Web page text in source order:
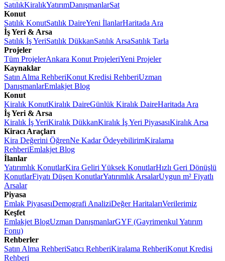
SatılıkKiralıkYatırımDanışmanlarSat
Konut
Satılık KonutSatılık DaireYeni İlanlarHaritada Ara
İş Yeri & Arsa
Satılık İş YeriSatılık DükkanSatılık ArsaSatılık Tarla
Projeler
Tüm ProjelerAnkara Konut ProjeleriYeni Projeler
Kaynaklar
Satın Alma RehberiKonut Kredisi RehberiUzman
DanışmanlarEmlakjet Blog
Konut
Kiralık KonutKiralık DaireGünlük Kiralık DaireHaritada Ara
İş Yeri & Arsa
Kiralık İş YeriKiralık DükkanKiralık İş Yeri PiyasasıKiralık Arsa
Kiracı Araçları
Kira Değerini ÖğrenNe Kadar ÖdeyebilirimKiralama
RehberiEmlakjet Blog
İlanlar
Yatırımlık KonutlarKira Geliri Yüksek KonutlarHızlı Geri Dönüşlü
KonutlarFiyatı Düşen KonutlarYatırımlık ArsalarUygun m² Fiyatlı
Arsalar
Piyasa
Emlak PiyasasıDemografi AnaliziDeğer HaritalarıVerilerimiz
Keşfet
Emlakjet BlogUzman DanışmanlarGYF (Gayrimenkul Yatırım
Fonu)
Rehberler
Satın Alma RehberiSatıcı RehberiKiralama RehberiKonut Kredisi
Rehberi